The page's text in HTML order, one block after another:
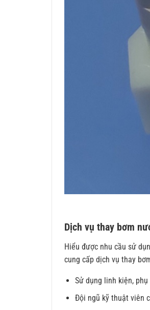
Dịch vụ thay bơm
Hiểu được nhu cầu sử
cung cấp dịch vụ thay
Sử dụng linh kiện,
Đội ngũ kỹ thuật viên